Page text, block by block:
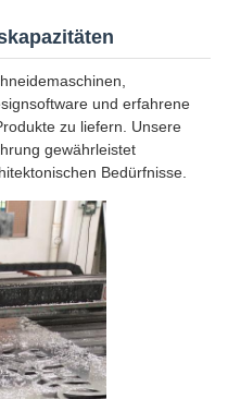
und erfahrene
zu liefern. Unsere
gewährleistet
Bedürfnisse.